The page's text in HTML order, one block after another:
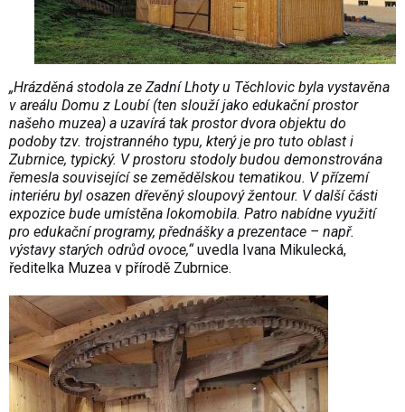
„Hrázděná stodola ze Zadní Lhoty u Těchlovic byla vystavěna
v areálu Domu z Loubí (ten slouží jako edukační prostor
našeho muzea) a uzavírá tak prostor dvora objektu do
podoby tzv. trojstranného typu, který je pro tuto oblast i
Zubrnice, typický. V prostoru stodoly budou demonstrována
řemesla související se zemědělskou tematikou. V přízemí
interiéru byl osazen dřevěný sloupový žentour. V další části
expozice bude umístěna lokomobila. Patro nabídne využití
pro edukační programy, přednášky a prezentace – např.
výstavy starých odrůd ovoce,“uvedla Ivana Mikulecká,
ředitelka Muzea v přírodě Zubrnice.